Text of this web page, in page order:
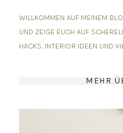
WILLKOMMEN AUF MEINEM
UND ZEIGE EUCH AUF
HACKS, INTERIOR IDEEN UND
MEHR